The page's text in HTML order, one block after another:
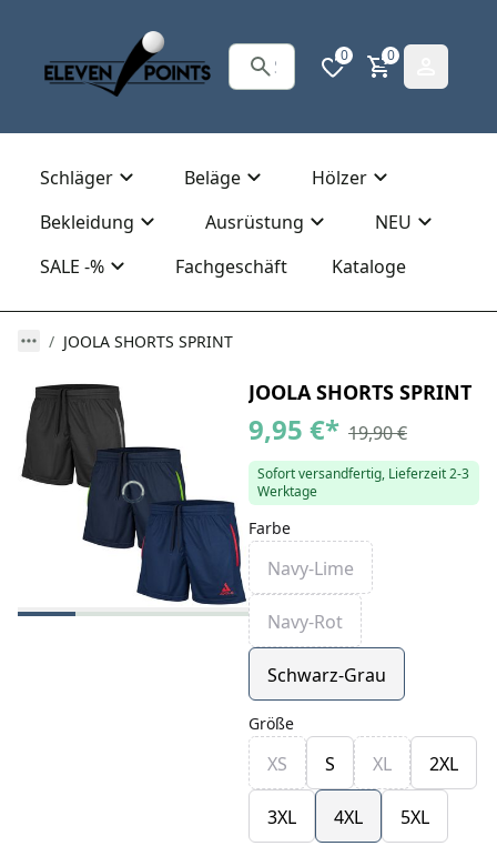
0 0
Schläger Beläge
Hölzer
Bekleidung
Ausrüstung
NEU
SALE -%
Fachgeschäft Kataloge
JOOLA SHORTS SPRINT
JOOLA SHORTS SPRINT
9,95 €* 19,90 €
Sofort versandfertig, Lieferzeit 2-3
Werktage
Farbe
Navy-Lime
Navy-Rot
Schwarz-Grau
Größe
XS S XL 2XL
3XL 4XL 5XL